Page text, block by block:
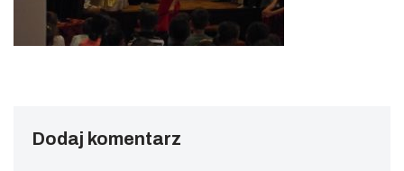
Dodaj komentarz